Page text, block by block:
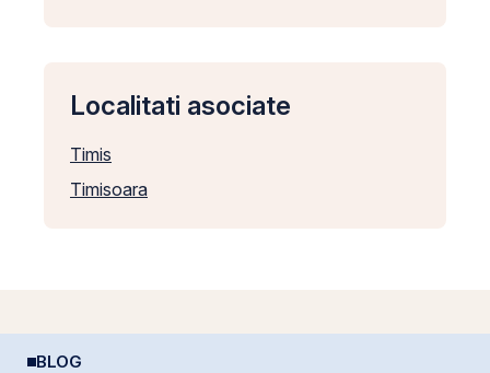
Localitati asociate
Timis
Timisoara
BLOG